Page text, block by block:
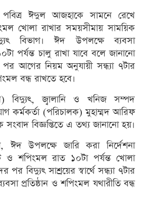
পবিত্র ঈদুল আজহাকে সামনে রেখে
খোলা রাখার সময়সীমায় সাময়িক
বিভাগ। ঈদ উপলক্ষে ব্যবসা
পর্যন্ত চালু রাখা যাবে বলে জানানো
আগের নিয়ম অনুযায়ী সন্ধ্যা ৭টার
বন্ধ রাখতে হবে।
বিদ্যুৎ, জ্বালানি ও খনিজ সম্পদ
কর্মকর্তা (পরিচালক) মুহাম্মদ আরিফ
সংবাদ বিজ্ঞপ্তিতে এ তথ্য জানানো হয়।
ঈদ উপলক্ষে জারি করা নির্দেশনা
ও শপিংমল রাত ১০টা পর্যন্ত খোলা
পর বিদ্যুৎ সাশ্রয়ের স্বার্থে সন্ধ্যা ৭টার
প্রতিষ্ঠান ও শপিংমল যথারীতি বন্ধ